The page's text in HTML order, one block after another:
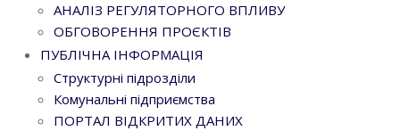
АНАЛІЗ РЕГУЛЯТОРНОГО ВПЛИВУ
ОБГОВОРЕННЯ ПРОЄКТІВ
ПУБЛІЧНА ІНФОРМАЦІЯ
Структурні підрозділи
Комунальні підприємства
ПОРТАЛ ВІДКРИТИХ ДАНИХ